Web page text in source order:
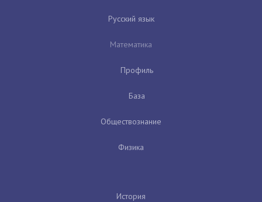
Русский язык
Математика
Профиль
База
Обществознание
Физика
История